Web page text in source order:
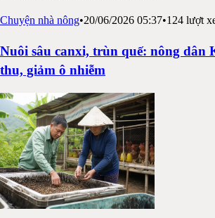
Chuyện nhà nông•20/06/2026 05:37•124 lượt
Nuôi sâu canxi, trùn quế: nông dân
thu, giảm ô nhiễm